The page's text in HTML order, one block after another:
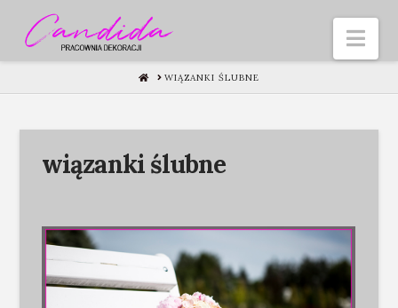
HOMEWIĄZANKI ŚLUBNE
wiązanki ślubne